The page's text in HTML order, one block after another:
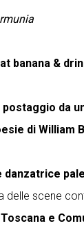
banana &
da
di William
danzatrice
delle scene
e